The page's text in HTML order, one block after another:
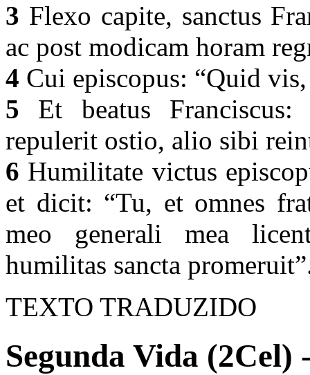
3 Flexo capite, sanctus
ac post modicam horam
4 Cui episcopus: “Quid
5 Et beatus
repulerit ostio, alio sibi
6 Humilitate victus
et dicit: “Tu, et omnes
meo generali mea
humilitas sancta
TEXTO TRADUZIDO
Segunda Vida (2Cel)